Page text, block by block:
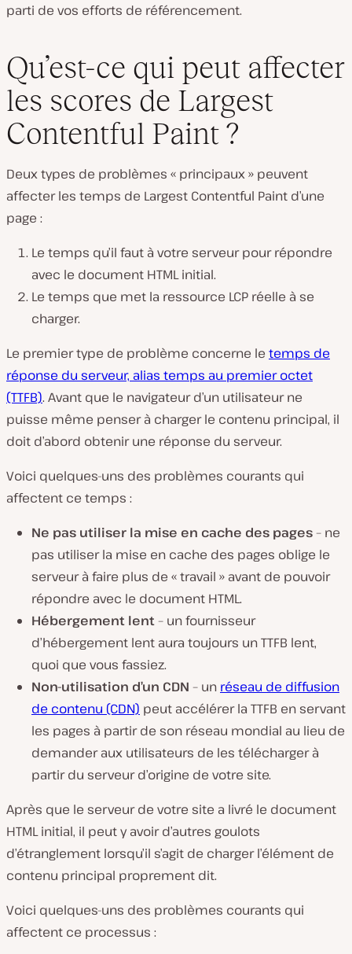
parti de vos efforts de référencement.
Qu’est-ce qui peut affecter
les scores de Largest
Contentful Paint ?
Deux types de problèmes « principaux » peuvent
affecter les temps de Largest Contentful Paint d’une
page :
Le temps qu’il faut à votre serveur pour répondre
avec le document HTML initial.
Le temps que met la ressource LCP réelle à se
charger.
Le premier type de problème concerne le temps de
réponse du serveur, alias temps au premier octet
(TTFB). Avant que le navigateur d’un utilisateur ne
puisse même penser à charger le contenu principal, il
doit d’abord obtenir une réponse du serveur.
Voici quelques-uns des problèmes courants qui
affectent ce temps :
Ne pas utiliser la mise en cache des pages– ne
pas utiliser la mise en cache des pages oblige le
serveur à faire plus de « travail » avant de pouvoir
répondre avec le document HTML.
Hébergement lent– un fournisseur
d’hébergement lent aura toujours un TTFB lent,
quoi que vous fassiez.
Non-utilisation d’un CDN – un réseau de diffusion
de contenu (CDN) peut accélérer la TTFB en servant
les pages à partir de son réseau mondial au lieu de
demander aux utilisateurs de les télécharger à
partir du serveur d’origine de votre site.
Après que le serveur de votre site a livré le document
HTML initial, il peut y avoir d’autres goulots
d’étranglement lorsqu’il s’agit de charger l’élément de
contenu principal proprement dit.
Voici quelques-uns des problèmes courants qui
affectent ce processus :